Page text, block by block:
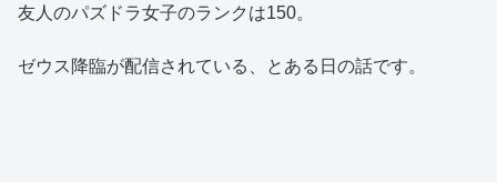
友人のパズドラ女子のランクは150。
ゼウス降臨が配信されている、とある日の話です。